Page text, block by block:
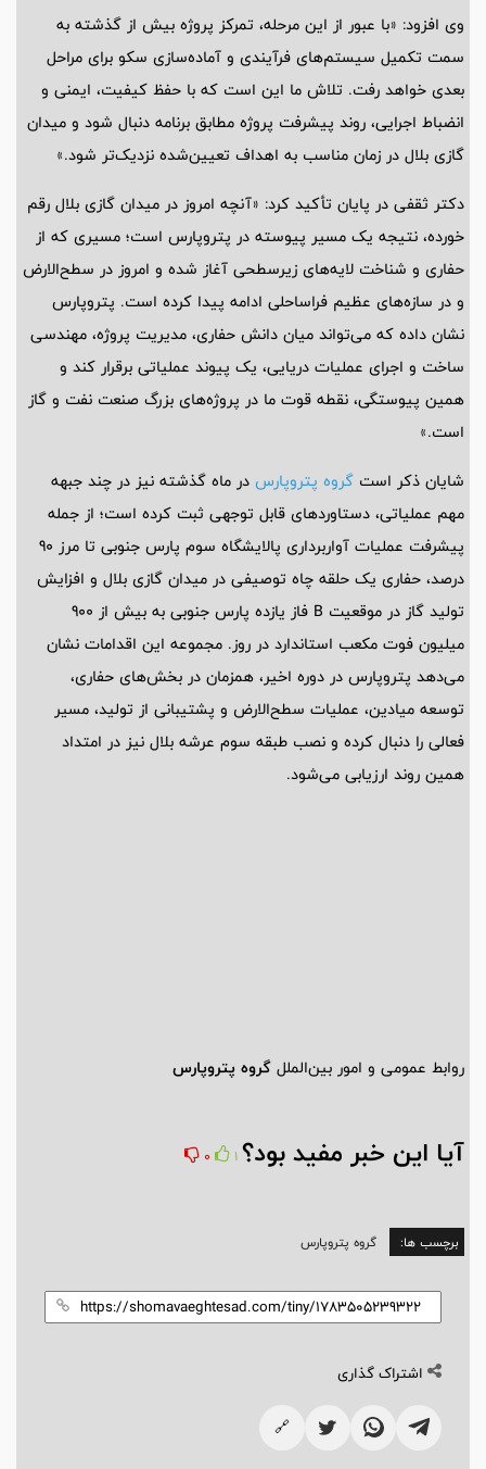
وی افزود: «با عبور از این مرحله، تمرکز پروژه بیش از گذشته به
سمت تکمیل سیستم‌های فرآیندی و آماده‌سازی سکو برای مراحل
بعدی خواهد رفت. تلاش ما این است که با حفظ کیفیت، ایمنی و
انضباط اجرایی، روند پیشرفت پروژه مطابق برنامه دنبال شود و میدان
گازی بلال در زمان مناسب به اهداف تعیین‌شده نزدیک‌تر شود.»
دکتر ثقفی در پایان تأکید کرد: «آنچه امروز در میدان گازی بلال رقم
خورده، نتیجه یک مسیر پیوسته در پتروپارس است؛ مسیری که از
حفاری و شناخت لایه‌های زیرسطحی آغاز شده و امروز در سطح‌الارض
و در سازه‌های عظیم فراساحلی ادامه پیدا کرده است. پتروپارس
نشان داده که می‌تواند میان دانش حفاری، مدیریت پروژه، مهندسی
ساخت و اجرای عملیات دریایی، یک پیوند عملیاتی برقرار کند و
همین پیوستگی، نقطه قوت ما در پروژه‌های بزرگ صنعت نفت و گاز
است.»
شایان ذکر است گروه پتروپارس در ماه گذشته نیز در چند جبهه
مهم عملیاتی، دستاوردهای قابل توجهی ثبت کرده است؛ از جمله
پیشرفت عملیات آواربرداری پالایشگاه سوم پارس جنوبی تا مرز 90
درصد، حفاری یک حلقه چاه توصیفی در میدان گازی بلال و افزایش
تولید گاز در موقعیت B فاز یازده پارس جنوبی به بیش از 900
میلیون فوت مکعب استاندارد در روز. مجموعه این اقدامات نشان
می‌دهد پتروپارس در دوره اخیر، همزمان در بخش‌های حفاری،
توسعه میادین، عملیات سطح‌الارض و پشتیبانی از تولید، مسیر
فعالی را دنبال کرده و نصب طبقه سوم عرشه بلال نیز در امتداد
همین روند ارزیابی می‌شود.
روابط عمومی و امور بین‌الملل گروه پتروپارس
آیا این خبر مفید بود؟1
0
برچسب ها: گروه پتروپارس
اشتراک گذاری
🔗